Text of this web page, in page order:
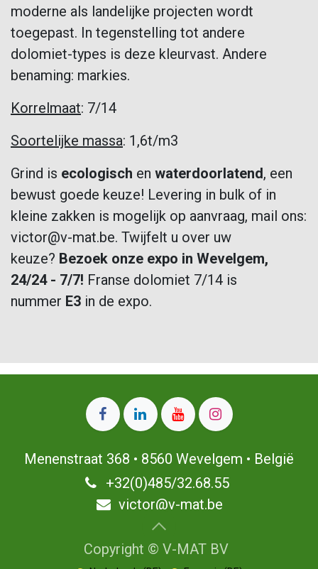
moderne als landelijke projecten wordt
toegepast. In tegenstelling tot andere
dolomiet-types is deze kleurvast. Andere
benaming: markies.
Korrelmaat: 7/14
Soortelijke massa: 1,6t/m3
Grind is ecologisch en waterdoorlatend, een
bewust goede keuze! Levering in bulk of in
kleine zakken is mogelijk op aanvraag, mail ons:
victor@v-mat.be. Twijfelt u over uw
keuze? Bezoek onze expo in Wevelgem,
24/24 - 7/7! Franse dolomiet 7/14 is
nummer E3 in de expo.
Menenstraat 368 • 8560 Wevelgem • België
+32(0)485/32.68.55 ​
victor@v-mat.be
Copyright © V-MAT BV